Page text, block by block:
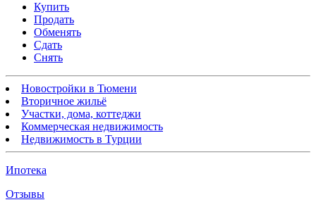
Купить
Продать
Обменять
Сдать
Снять
Новостройки в Тюмени
Вторичное жильё
Участки, дома, коттеджи
Коммерческая недвижимость
Недвижимость в Турции
Ипотека
Отзывы